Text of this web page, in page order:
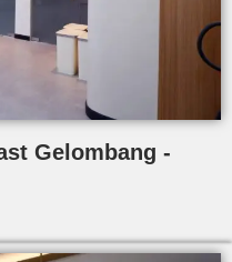
Gelombang -